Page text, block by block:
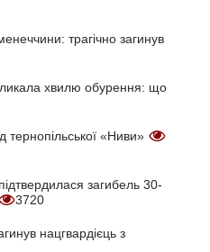
трагічно загинув
хвилю обурення: що
тернопільської «Ниви»
загибель 30-
3720
нацгвардієць з